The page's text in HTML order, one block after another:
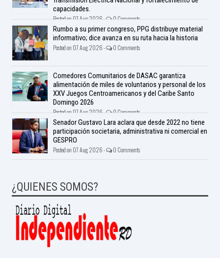
capacidades.
Posted on 07 Aug 2026 - 0 Comments
Rumbo a su primer congreso, PPG distribuye material
informativo; dice avanza en su ruta hacia la historia
Posted on 07 Aug 2026 - 0 Comments
Comedores Comunitarios de DASAC garantiza
alimentación de miles de voluntarios y personal de los
XXV Juegos Centroamericanos y del Caribe Santo
Domingo 2026
Posted on 07 Aug 2026 - 0 Comments
Senador Gustavo Lara aclara que desde 2022 no tiene
participación societaria, administrativa ni comercial en
GESPRO
Posted on 07 Aug 2026 - 0 Comments
¿QUIENES SOMOS?